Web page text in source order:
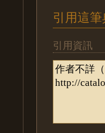
引用這
引用資訊